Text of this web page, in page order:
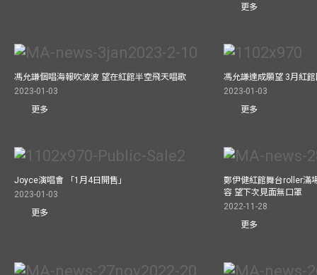
更多
馮允謙個唱海報吹波波 望在紅館半空飛天唱歌
2023-01-03
更多
馮允謙達成願望 3月紅
2023-01-03
更多
Joyce演唱會 「1月4日開售」
2023-01-03
更多
鄭伊健紅館舞台roller滿
容 望下次見面無口罩
2022-11-28
更多